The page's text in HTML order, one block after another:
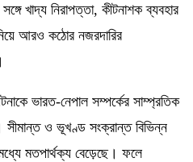
খাদ্য নিরাপত্তা, কীটনাশক ব্যবহার
আরও কঠোর নজরদারির
ভারত-নেপাল সম্পর্কের সাম্প্রতিক
সীমান্ত ও ভূখণ্ড সংক্রান্ত বিভিন্ন
মতপার্থক্য বেড়েছে। ফলে